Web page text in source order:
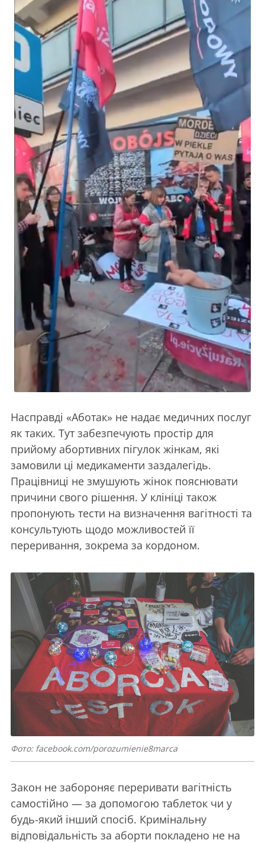
Насправді «Аботак» не надає медичних послуг
як таких. Тут забезпечують простір для
прийому абортивних пігулок жінкам, які
замовили ці медикаменти заздалегідь.
Працівниці не змушують жінок пояснювати
причини свого рішення. У клініці також
пропонують тести на визначення вагітності та
консультують щодо можливостей її
переривання, зокрема за кордоном.
Фото: facebook.com/porozumienie8marca
Закон не забороняє переривати вагітність
самостійно — за допомогою таблеток чи у
будь-який інший спосіб. Кримінальну
відповідальність за аборти покладено не на